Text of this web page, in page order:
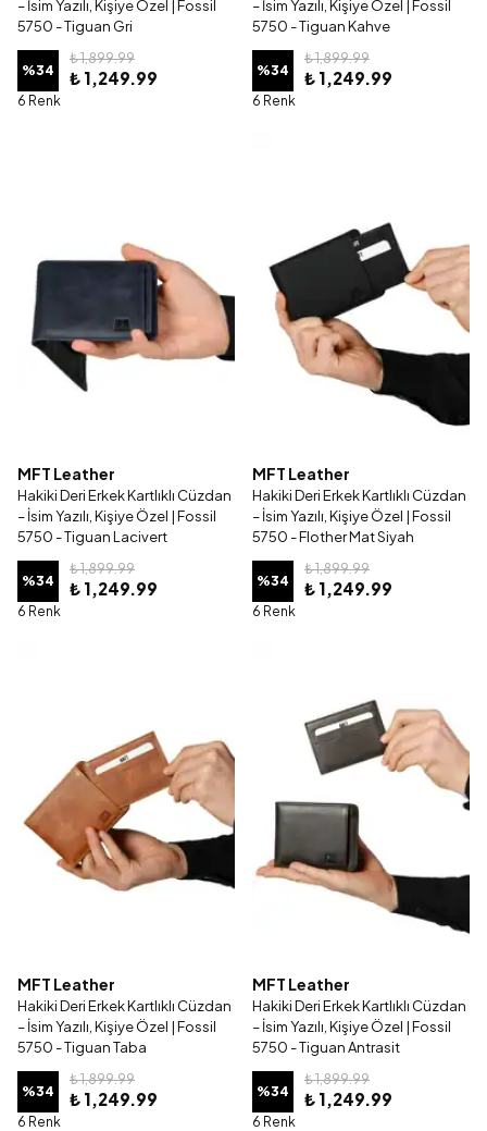
– İsim Yazılı, Kişiye Özel | Fossil
5750 - Tiguan Gri
%34
₺ 1,899.99
₺ 1,249.99
6 Renk
– İsim Yazılı, Kişiye Özel | Fossil
5750 - Tiguan Kahve
%34
₺ 1,899.99
₺ 1,249.99
6 Renk
MFT Leather
Hakiki Deri Erkek Kartlıklı Cüzdan
– İsim Yazılı, Kişiye Özel | Fossil
5750 - Tiguan Lacivert
%34
₺ 1,899.99
₺ 1,249.99
6 Renk
MFT Leather
Hakiki Deri Erkek Kartlıklı Cüzdan
– İsim Yazılı, Kişiye Özel | Fossil
5750 - Flother Mat Siyah
%34
₺ 1,899.99
₺ 1,249.99
6 Renk
MFT Leather
Hakiki Deri Erkek Kartlıklı Cüzdan
– İsim Yazılı, Kişiye Özel | Fossil
5750 - Tiguan Taba
%34
₺ 1,899.99
₺ 1,249.99
6 Renk
MFT Leather
Hakiki Deri Erkek Kartlıklı Cüzdan
– İsim Yazılı, Kişiye Özel | Fossil
5750 - Tiguan Antrasit
%34
₺ 1,899.99
₺ 1,249.99
6 Renk